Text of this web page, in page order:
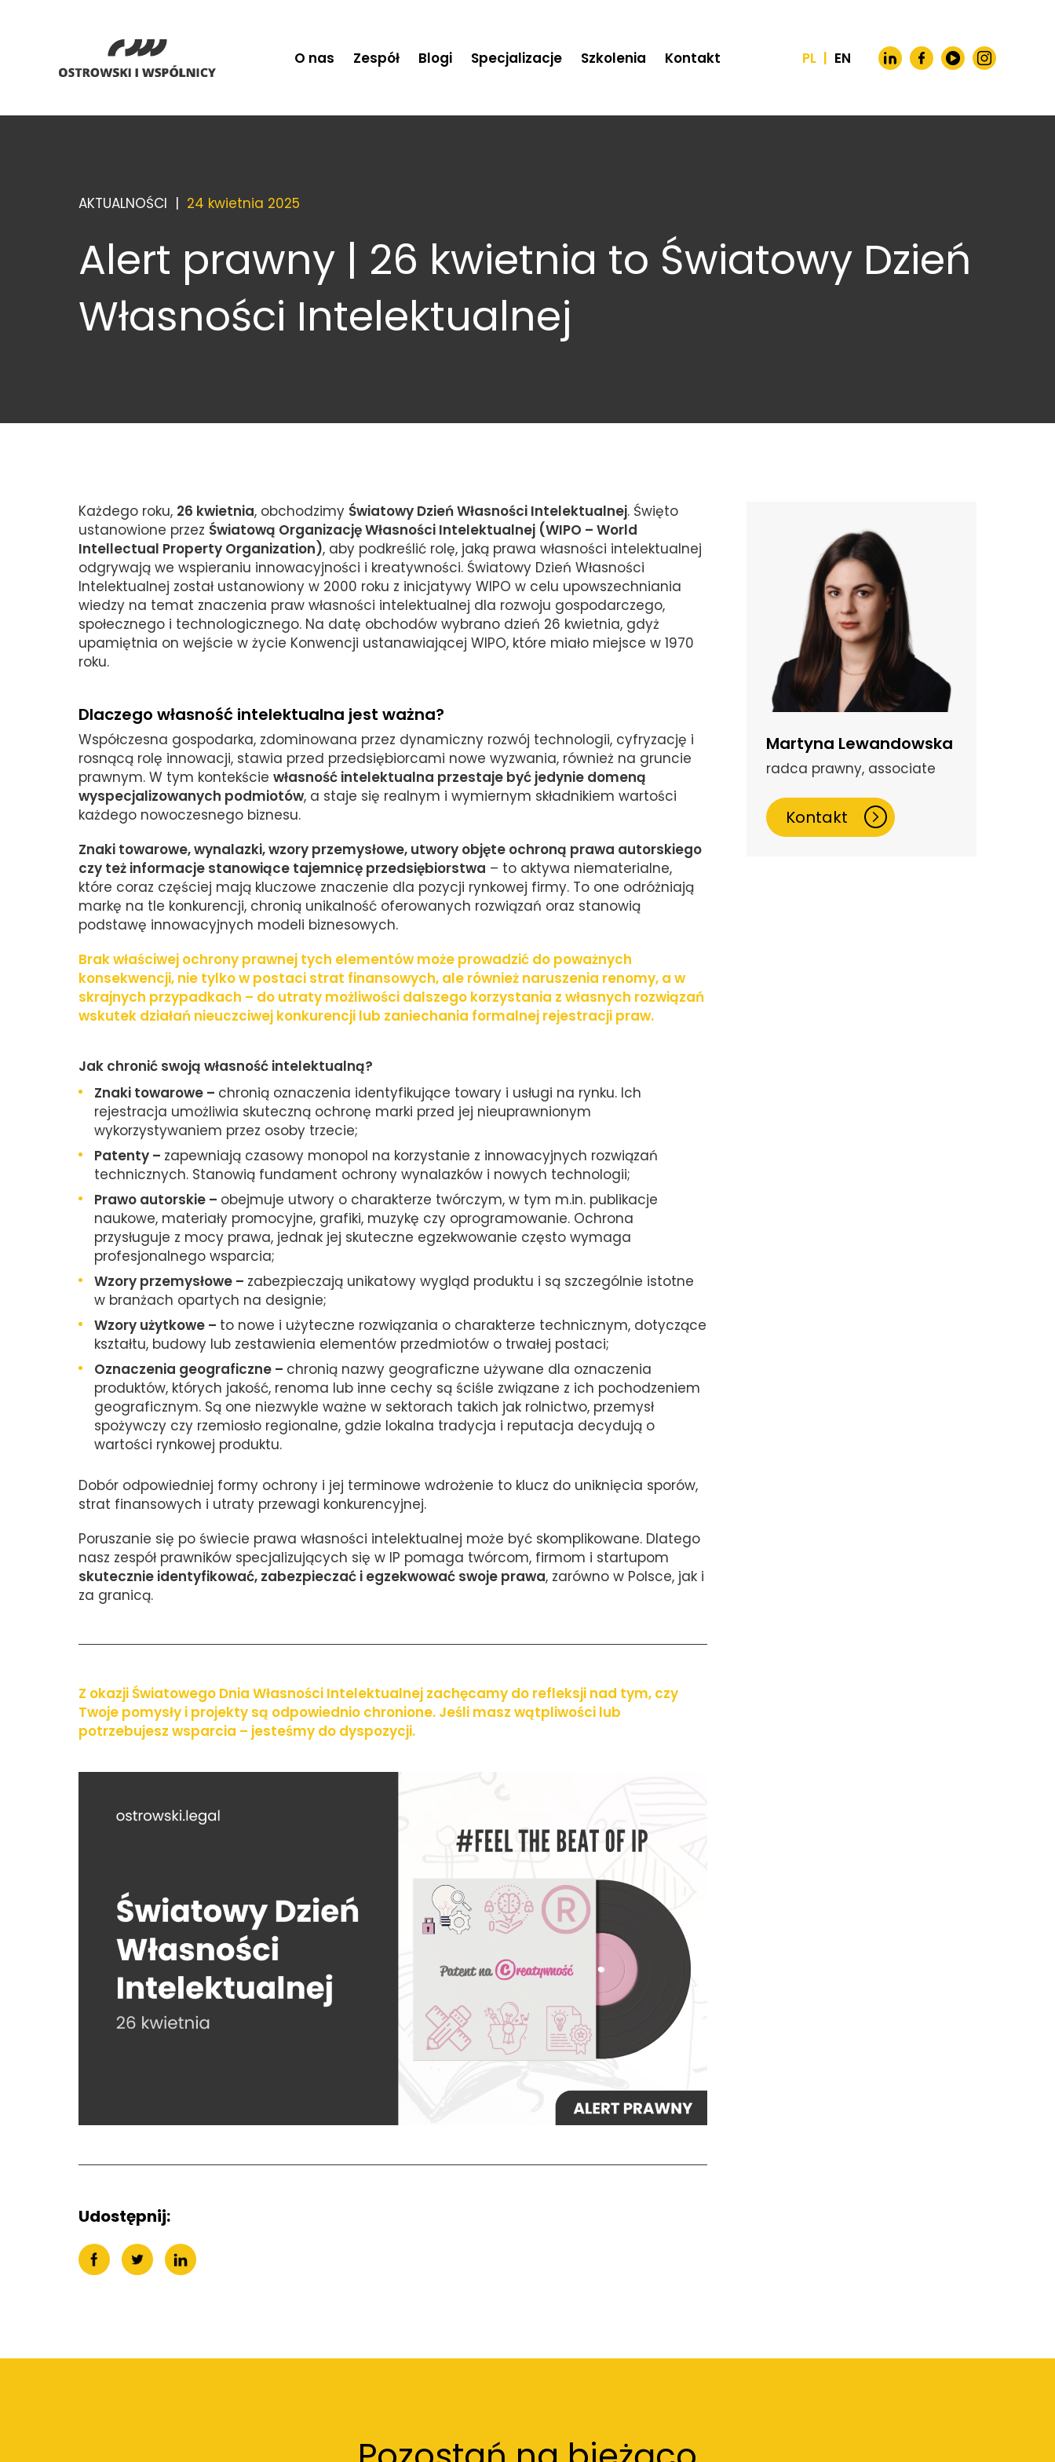
O nas Zespół Blogi Specjalizacje Szkolenia Kontakt PL | EN
AKTUALNOŚCI | 24 kwietnia 2025
Alert prawny | 26 kwietnia to Światowy Dzień
Własności Intelektualnej
Każdego roku, 26 kwietnia, obchodzimy Światowy Dzień Własności Intelektualnej. Święto
ustanowione przez Światową Organizację Własności Intelektualnej (WIPO – World
Intellectual Property Organization), aby podkreślić rolę, jaką prawa własności intelektualnej
odgrywają we wspieraniu innowacyjności i kreatywności. Światowy Dzień Własności
Intelektualnej został ustanowiony w 2000 roku z inicjatywy WIPO w celu upowszechniania
wiedzy na temat znaczenia praw własności intelektualnej dla rozwoju gospodarczego,
społecznego i technologicznego. Na datę obchodów wybrano dzień 26 kwietnia, gdyż
upamiętnia on wejście w życie Konwencji ustanawiającej WIPO, które miało miejsce w 1970
roku.
Dlaczego własność intelektualna jest ważna?
Współczesna gospodarka, zdominowana przez dynamiczny rozwój technologii, cyfryzację i
rosnącą rolę innowacji, stawia przed przedsiębiorcami nowe wyzwania, również na gruncie
prawnym. W tym kontekście własność intelektualna przestaje być jedynie domeną
wyspecjalizowanych podmiotów, a staje się realnym i wymiernym składnikiem wartości
każdego nowoczesnego biznesu.
Znaki towarowe, wynalazki, wzory przemysłowe, utwory objęte ochroną prawa autorskiego
czy też informacje stanowiące tajemnicę przedsiębiorstwa – to aktywa niematerialne,
które coraz częściej mają kluczowe znaczenie dla pozycji rynkowej firmy. To one odróżniają
markę na tle konkurencji, chronią unikalność oferowanych rozwiązań oraz stanowią
podstawę innowacyjnych modeli biznesowych.
Brak właściwej ochrony prawnej tych elementów może prowadzić do poważnych
konsekwencji, nie tylko w postaci strat finansowych, ale również naruszenia renomy, a w
skrajnych przypadkach – do utraty możliwości dalszego korzystania z własnych rozwiązań
wskutek działań nieuczciwej konkurencji lub zaniechania formalnej rejestracji praw.
Jak chronić swoją własność intelektualną?
Znaki towarowe – chronią oznaczenia identyfikujące towary i usługi na rynku. Ich
rejestracja umożliwia skuteczną ochronę marki przed jej nieuprawnionym
wykorzystywaniem przez osoby trzecie;
Patenty – zapewniają czasowy monopol na korzystanie z innowacyjnych rozwiązań
technicznych. Stanowią fundament ochrony wynalazków i nowych technologii;
Prawo autorskie – obejmuje utwory o charakterze twórczym, w tym m.in. publikacje
naukowe, materiały promocyjne, grafiki, muzykę czy oprogramowanie. Ochrona
przysługuje z mocy prawa, jednak jej skuteczne egzekwowanie często wymaga
profesjonalnego wsparcia;
Wzory przemysłowe – zabezpieczają unikatowy wygląd produktu i są szczególnie istotne
w branżach opartych na designie;
Wzory użytkowe – to nowe i użyteczne rozwiązania o charakterze technicznym, dotyczące
kształtu, budowy lub zestawienia elementów przedmiotów o trwałej postaci;
Oznaczenia geograficzne – chronią nazwy geograficzne używane dla oznaczenia
produktów, których jakość, renoma lub inne cechy są ściśle związane z ich pochodzeniem
geograficznym. Są one niezwykle ważne w sektorach takich jak rolnictwo, przemysł
spożywczy czy rzemiosło regionalne, gdzie lokalna tradycja i reputacja decydują o
wartości rynkowej produktu.
Dobór odpowiedniej formy ochrony i jej terminowe wdrożenie to klucz do uniknięcia sporów,
strat finansowych i utraty przewagi konkurencyjnej.
Poruszanie się po świecie prawa własności intelektualnej może być skomplikowane. Dlatego
nasz zespół prawników specjalizujących się w IP pomaga twórcom, firmom i startupom
skutecznie identyfikować, zabezpieczać i egzekwować swoje prawa, zarówno w Polsce, jak i
za granicą.
Z okazji Światowego Dnia Własności Intelektualnej zachęcamy do refleksji nad tym, czy
Twoje pomysły i projekty są odpowiednio chronione. Jeśli masz wątpliwości lub
potrzebujesz wsparcia – jesteśmy do dyspozycji.
Udostępnij:
Martyna Lewandowska
radca prawny, associate
Kontakt